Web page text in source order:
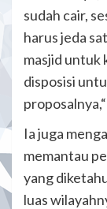
sudah cair,
harus jeda
masjid untuk
disposisi
Ia juga
memantau
yang
luas